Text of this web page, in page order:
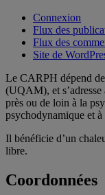
Connexion
Flux des
Flux des
Site de
Le CARPH dépend de
(UQAM), et s’adresse
près ou de loin à la
psychodynamique et à
Il bénéficie d’un
libre.
Coordonnées